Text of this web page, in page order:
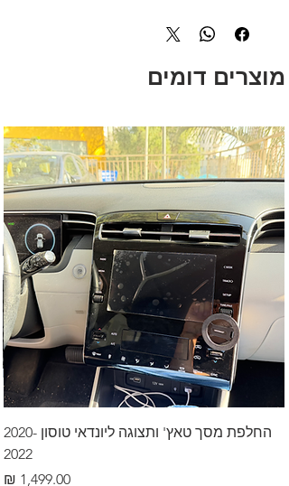
מוצרים דומים
החלפת מסך טאץ' ותצוגה ליונדאי טוסון 2020-
2022
מחיר